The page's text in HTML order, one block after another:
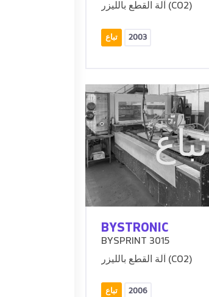
آلة القطع بالليزر (CO2)
تباع 2003
تباع
BYSTRONIC
BYSPRINT 3015
آلة القطع بالليزر (CO2)
تباع 2006